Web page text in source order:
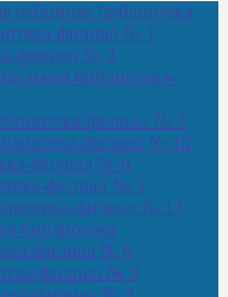
районная библиотека
филиал № 1
филиал № 2
библиотека-
филиал № 3
филиал № 15
филиал № 6
филиал № 5
филиал № 13
библиотека
филиал № 8
филиал № 9